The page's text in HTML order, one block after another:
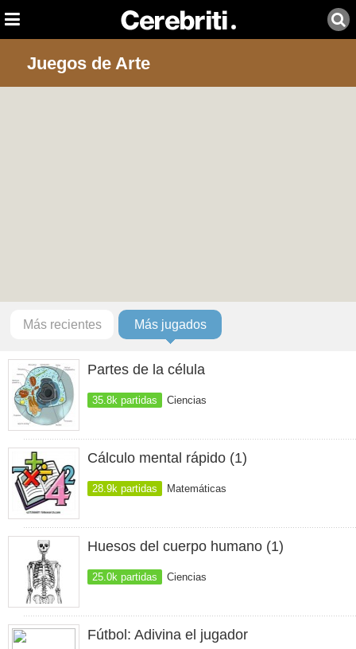
Juegos de Arte
Más recientes Más jugados
Partes de la célula
35.8k partidas Ciencias
Cálculo mental rápido (1)
28.9k partidas Matemáticas
Huesos del cuerpo humano (1)
25.0k partidas Ciencias
Fútbol: Adivina el jugador